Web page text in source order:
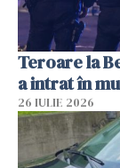
Teroare la
a intrat în
26 IULIE 2026